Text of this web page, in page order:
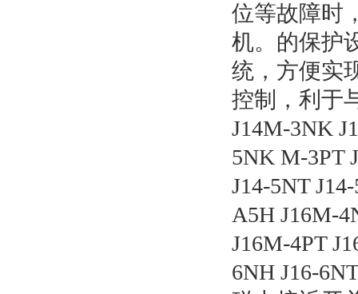
位等故障时
机。的保护
统，方便实
控制，利于
J14M-3NK
5NK M-3PT
J14-5NT
A5H J16M-
J16M-4PT
6NH J16-